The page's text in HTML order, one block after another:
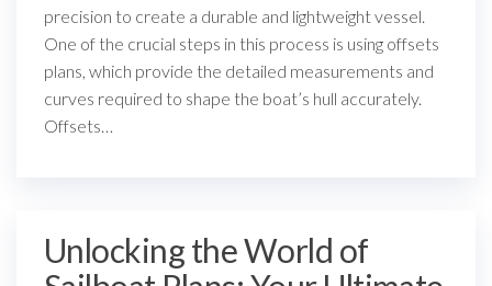
precision to create a durable and lightweight vessel.
One of the crucial steps in this process is using offsets
plans, which provide the detailed measurements and
curves required to shape the boat’s hull accurately.
Offsets…
Unlocking the World of